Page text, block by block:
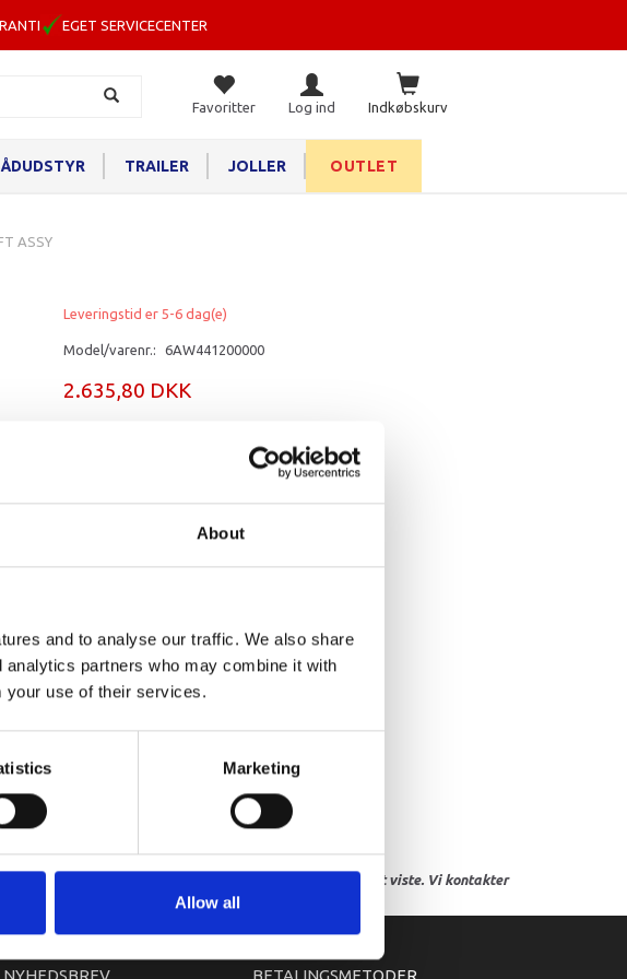
About
and to analyse our traffic. We also share
partners who may combine it with
your use of their services.
Marketing
Allow all
EGET SERVICECENTER
Indkøbskurv
Favoritter Log ind
TRAILER JOLLER OUTLET
ASSY
Leveringstid er 5-6 dag(e)
Model/varenr.: 6AW441200000
2.635,80 DKK
YAMAHA HANDLE GEAR SHIFT ASSY
som ikke kan leveres, eller hvor prisen afviger fra det viste. Vi kontakter
BETALINGSMETODER